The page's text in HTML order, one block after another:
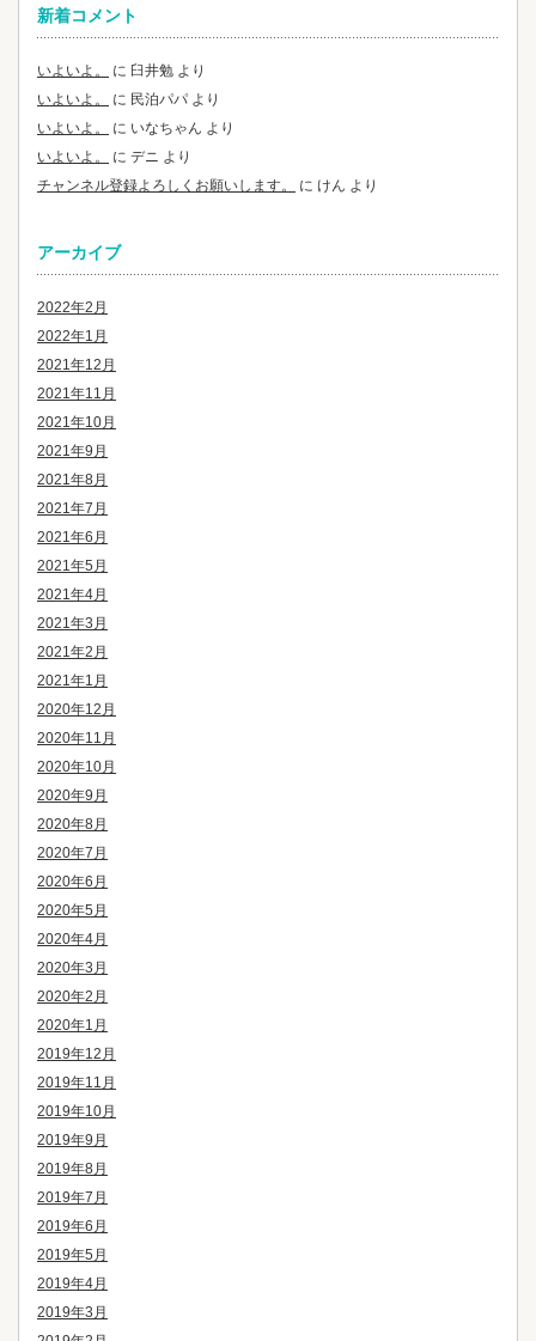
新着コメント
いよいよ。 に 臼井勉 より
いよいよ。
に 民泊パパ より
いよいよ。
に いなちゃん より
いよいよ。
に デニ より
チャンネル登録よろしくお願いします。
に けん より
アーカイブ
2022年2月
2022年1月
2021年12月
2021年11月
2021年10月
2021年9月
2021年8月
2021年7月
2021年6月
2021年5月
2021年4月
2021年3月
2021年2月
2021年1月
2020年12月
2020年11月
2020年10月
2020年9月
2020年8月
2020年7月
2020年6月
2020年5月
2020年4月
2020年3月
2020年2月
2020年1月
2019年12月
2019年11月
2019年10月
2019年9月
2019年8月
2019年7月
2019年6月
2019年5月
2019年4月
2019年3月